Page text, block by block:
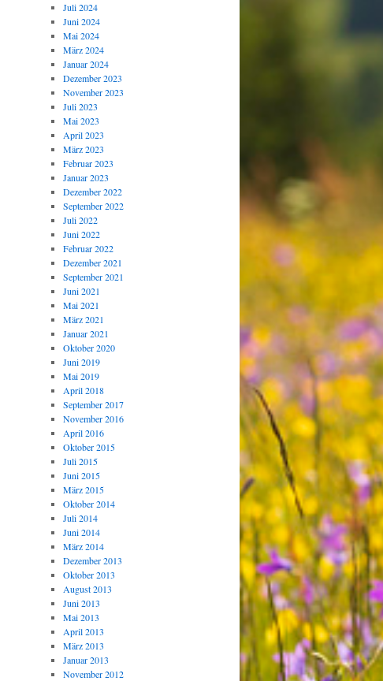
Juli 2024
Juni 2024
Mai 2024
März 2024
Januar 2024
Dezember 2023
November 2023
Juli 2023
Mai 2023
April 2023
März 2023
Februar 2023
Januar 2023
Dezember 2022
September 2022
Juli 2022
Juni 2022
Februar 2022
Dezember 2021
September 2021
Juni 2021
Mai 2021
März 2021
Januar 2021
Oktober 2020
Juni 2019
Mai 2019
April 2018
September 2017
November 2016
April 2016
Oktober 2015
Juli 2015
Juni 2015
März 2015
Oktober 2014
Juli 2014
Juni 2014
März 2014
Dezember 2013
Oktober 2013
August 2013
Juni 2013
Mai 2013
April 2013
März 2013
Januar 2013
November 2012